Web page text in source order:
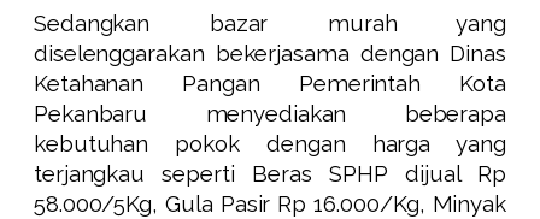
Sedangkan bazar murah yang
diselenggarakan bekerjasama dengan Dinas
Ketahanan Pangan Pemerintah Kota
Pekanbaru menyediakan beberapa
kebutuhan pokok dengan harga yang
terjangkau seperti Beras SPHP dijual Rp
58.000/5Kg, Gula Pasir Rp 16.000/Kg, Minyak